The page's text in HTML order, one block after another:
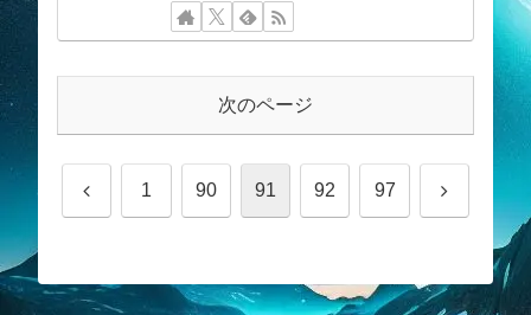
次のページ
前 1 90 91 92 97 次